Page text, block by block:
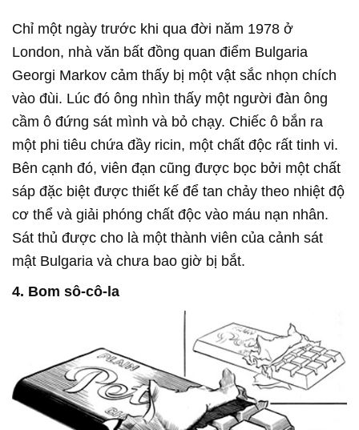
Chỉ một ngày trước khi qua đời năm 1978 ở
London, nhà văn bất đồng quan điểm Bulgaria
Georgi Markov cảm thấy bị một vật sắc nhọn chích
vào đùi. Lúc đó ông nhìn thấy một người đàn ông
cầm ô đứng sát mình và bỏ chạy. Chiếc ô bắn ra
một phi tiêu chứa đầy ricin, một chất độc rất tinh vi.
Bên cạnh đó, viên đạn cũng được bọc bởi một chất
sáp đặc biệt được thiết kế để tan chảy theo nhiệt độ
cơ thể và giải phóng chất độc vào máu nạn nhân.
Sát thủ được cho là một thành viên của cảnh sát
mật Bulgaria và chưa bao giờ bị bắt.
4. Bom sô-cô-la